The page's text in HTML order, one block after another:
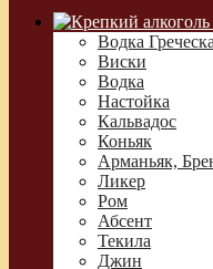
Водка
Виски
Водка
Настойка
Кальвадос
Коньяк
Арманьяк,
Ликер
Ром
Абсент
Текила
Джин